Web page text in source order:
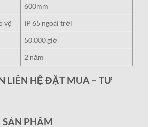
600mm
vệ
IP 65 ngoài trời
50.000 giờ
2 năm
LIÊN HỆ ĐẶT MUA – TƯ
PHẨM